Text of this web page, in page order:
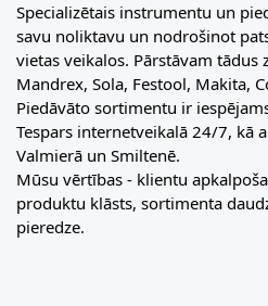
Specializētais instrumentu un
savu noliktavu un nodrošinot
vietas veikalos. Pārstāvam tādus
Mandrex, Sola, Festool, Makita,
Piedāvāto sortimentu ir
Tespars internetveikalā 24/7, kā
Valmierā un Smiltenē.
Mūsu vērtības - klientu
produktu klāsts, sortimenta
pieredze.